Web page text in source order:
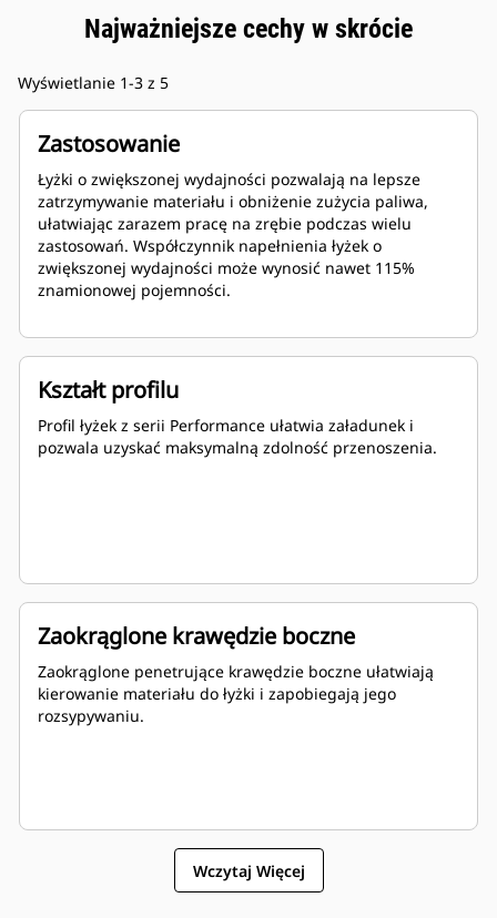
Najważniejsze cechy w skrócie
Wyświetlanie 1-3 z 5
Zastosowanie
Łyżki o zwiększonej wydajności pozwalają na lepsze
zatrzymywanie materiału i obniżenie zużycia paliwa,
ułatwiając zarazem pracę na zrębie podczas wielu
zastosowań. Współczynnik napełnienia łyżek o
zwiększonej wydajności może wynosić nawet 115%
znamionowej pojemności.
Kształt profilu
Profil łyżek z serii Performance ułatwia załadunek i
pozwala uzyskać maksymalną zdolność przenoszenia.
Zaokrąglone krawędzie boczne
Zaokrąglone penetrujące krawędzie boczne ułatwiają
kierowanie materiału do łyżki i zapobiegają jego
rozsypywaniu.
Wczytaj Więcej